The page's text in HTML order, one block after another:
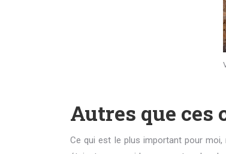
Autres que
Ce qui est le plus important pour moi,